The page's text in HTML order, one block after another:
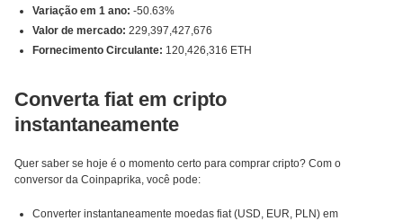
Variação em 1 ano: -50.63%
Valor de mercado: 229,397,427,676
Fornecimento Circulante: 120,426,316 ETH
Converta fiat em cripto
instantaneamente
Quer saber se hoje é o momento certo para comprar cripto? Com o
conversor da Coinpaprika, você pode:
Converter instantaneamente moedas fiat (USD, EUR, PLN) em